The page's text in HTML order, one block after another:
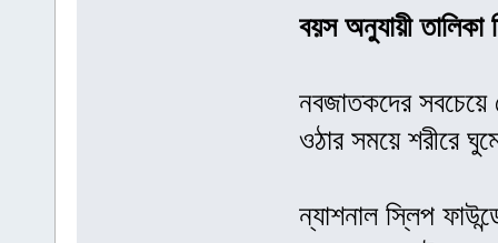
বয়স অনুযায়ী
নবজাতকদের
ওঠার সময়ে শরীরে
ন্যাশনাল স্লিপ